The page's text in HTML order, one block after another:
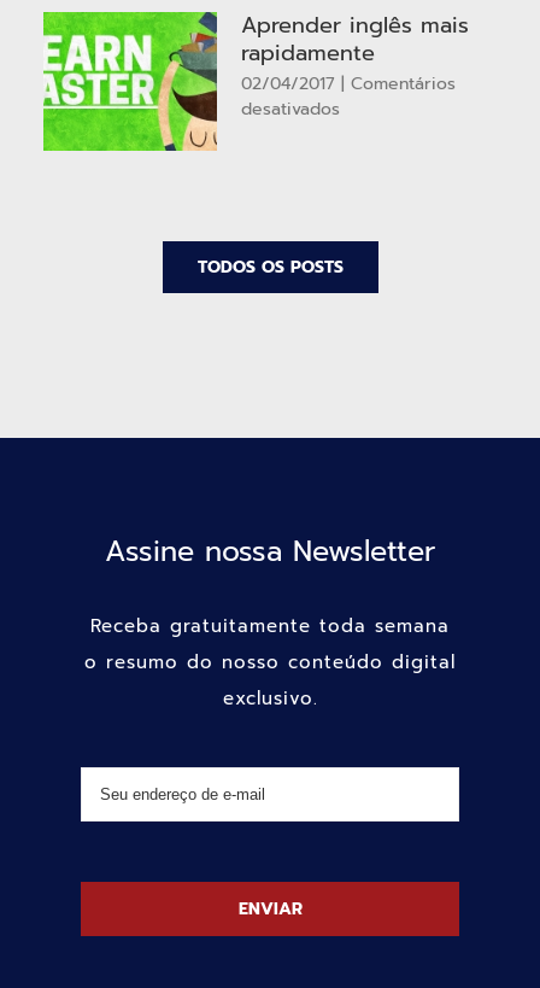
para
você
melhorar
sua
pronúncia
Aprender inglês mais
rapidamente
02/04/2017 | Comentários
desativadosem
TODOS OS POSTS
Assine nossa Newsletter
Receba gratuitamente toda semana
o resumo do nosso conteúdo digital
exclusivo.